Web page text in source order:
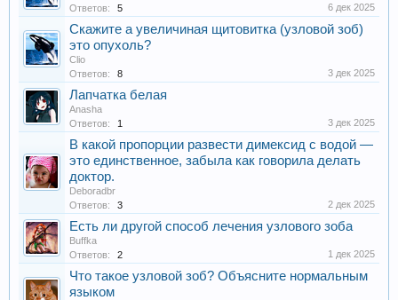
Ответов:
5 6 дек 2025
Скажите а увеличиная щитовитка (узловой зоб)
это опухоль?
Clio
Ответов:
8 3 дек 2025
Лапчатка белая
Anasha
Ответов:
1 3 дек 2025
В какой пропорции развести димексид с водой —
это единственное, забыла как говорила делать
доктор.
Deboradbr
Ответов:
3 2 дек 2025
Есть ли другой способ лечения узлового зоба
Buffka
Ответов:
2 1 дек 2025
Что такое узловой зоб? Объясните нормальным
языком